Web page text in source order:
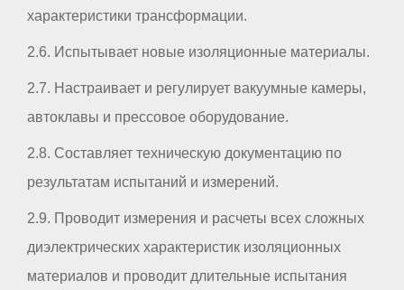
характеристики трансформации.
2.6. Испытывает новые изоляционные материалы.
2.7. Настраивает и регулирует вакуумные камеры,
автоклавы и прессовое оборудование.
2.8. Составляет техническую документацию по
результатам испытаний и измерений.
2.9. Проводит измерения и расчеты всех сложных
диэлектрических характеристик изоляционных
материалов и проводит длительные испытания